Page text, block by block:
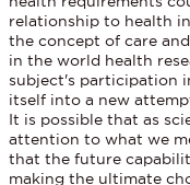
relationship to health
the concept of care and
in the world health
subject's participation
itself into a new
It is possible that as
attention to what we
that the future
making the ultimate